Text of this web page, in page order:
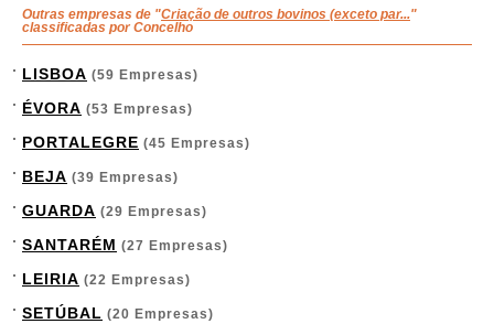
Outras empresas de "Criação de outros bovinos (exceto par..."
classificadas por Concelho
LISBOA (59 Empresas)
ÉVORA (53 Empresas)
PORTALEGRE (45 Empresas)
BEJA (39 Empresas)
GUARDA (29 Empresas)
SANTARÉM (27 Empresas)
LEIRIA (22 Empresas)
SETÚBAL (20 Empresas)